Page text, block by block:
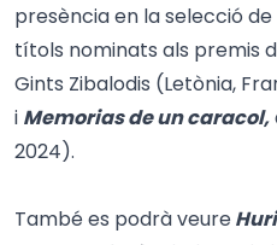
presència en la selecció
títols nominats als premis
Gints Zibalodis (Letònia,
i Memorias de un caracol,
2024).
També es podrà veure